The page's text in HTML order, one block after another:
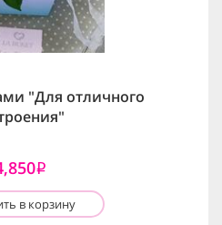
"Для отличного
i
в корзину